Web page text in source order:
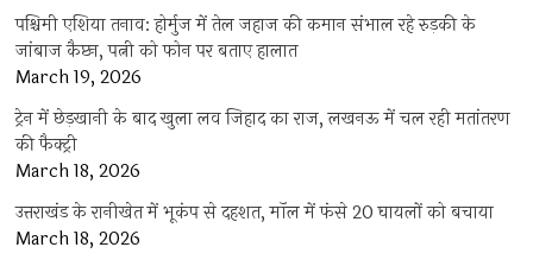
पश्चिमी एशिया तनाव: होर्मुज में तेल जहाज की कमान संभाल रहे रुड़की के
जांबाज कैप्टन, पत्नी को फोन पर बताए हालात
March 19, 2026
ट्रेन में छेड़खानी के बाद खुला लव जिहाद का राज, लखनऊ में चल रही मतांतरण
की फैक्ट्री
March 18, 2026
उत्तराखंड के रानीखेत में भूकंप से दहशत, मॉल में फंसे 20 घायलों को बचाया
March 18, 2026